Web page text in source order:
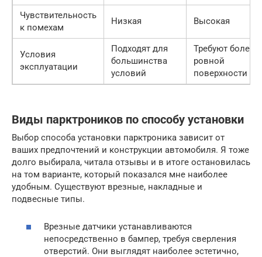
Чувствительность
к помехам
Низкая Высокая
Условия
эксплуатации
Подходят для
большинства
условий
Требуют более
ровной
поверхности
Виды парктроников по способу установки
Выбор способа установки парктроника зависит от
ваших предпочтений и конструкции автомобиля. Я тоже
долго выбирала, читала отзывы и в итоге остановилась
на том варианте, который показался мне наиболее
удобным. Существуют врезные, накладные и
подвесные типы.
Врезные датчики устанавливаются
непосредственно в бампер, требуя сверления
отверстий. Они выглядят наиболее эстетично,